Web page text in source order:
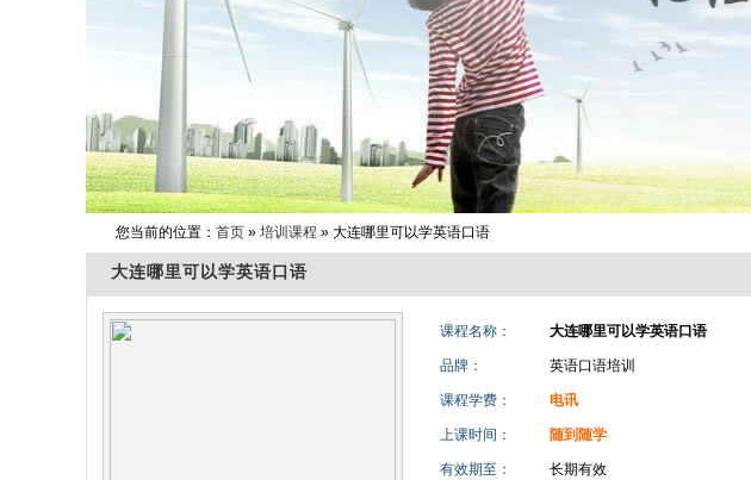
您当前的位置： 首页 » 培训课程 » 大连哪里可以学英语口语
大连哪里可以学英语口语
课程名称： 大连哪里可以学英语口语
品牌： 英语口语培训
课程学费： 电讯
上课时间： 随到随学
有效期至： 长期有效